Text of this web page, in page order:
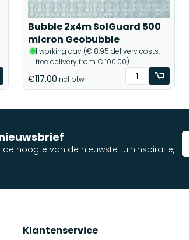
Bubble 2x4m SolGuard 500
micron Geobubble
1 working day (€ 8.95 delivery costs,
free delivery from € 100.00)
€117,00Incl btw
hoogte van de nieuwste tuininspiratie,
Klantenservice